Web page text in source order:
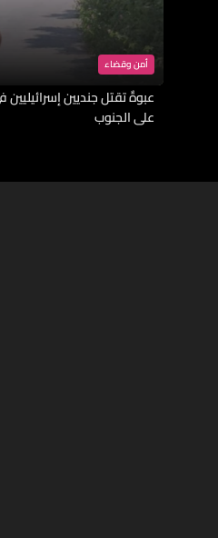
أمن وقضاء
عبوةٌ تقتل جنديين
على الجنوب